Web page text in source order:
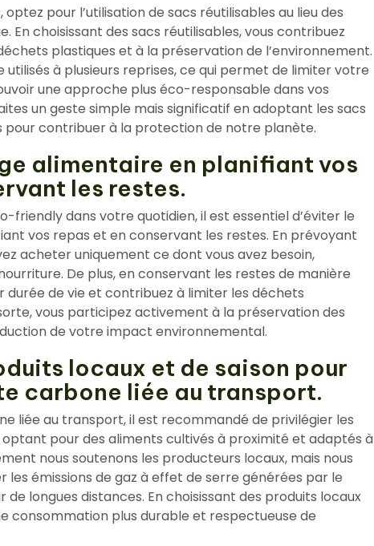
optez pour l’utilisation de sacs réutilisables au lieu des
En choisissant des sacs réutilisables, vous contribuez
plastiques et à la préservation de l’environnement.
à plusieurs reprises, ce qui permet de limiter votre
une approche plus éco-responsable dans vos
un geste simple mais significatif en adoptant les sacs
pour contribuer à la protection de notre planète.
alimentaire en planifiant vos
les restes.
friendly dans votre quotidien, il est essentiel d’éviter le
vos repas et en conservant les restes. En prévoyant
acheter uniquement ce dont vous avez besoin,
De plus, en conservant les restes de manière
durée de vie et contribuez à limiter les déchets
vous participez activement à la préservation des
de votre impact environnemental.
locaux et de saison pour
carbone liée au transport.
liée au transport, il est recommandé de privilégier les
optant pour des aliments cultivés à proximité et adaptés à
nous soutenons les producteurs locaux, mais nous
émissions de gaz à effet de serre générées par le
longues distances. En choisissant des produits locaux
consommation plus durable et respectueuse de